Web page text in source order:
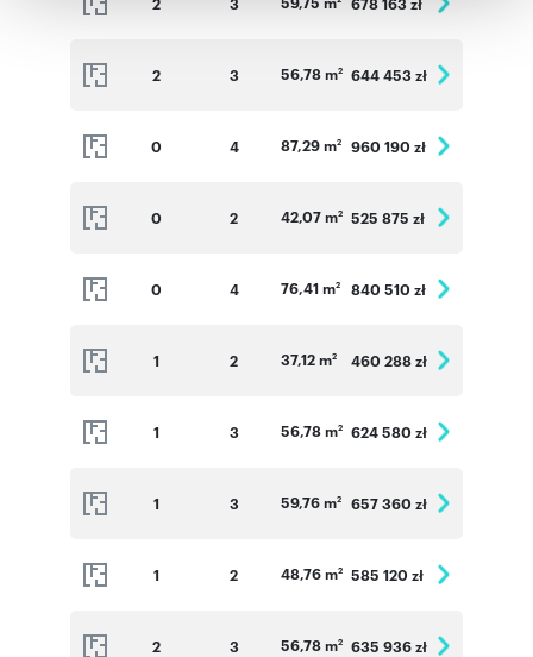
2 3 56,78 m2 644 453 zł
0 4 87,29 m2 960 190 zł
0 2 42,07 m2 525 875 zł
0 4 76,41 m2 840 510 zł
1 2 37,12 m2 460 288 zł
1 3 56,78 m2 624 580 zł
1 3 59,76 m2 657 360 zł
1 2 48,76 m2 585 120 zł
2 3 56,78 m2 635 936 zł